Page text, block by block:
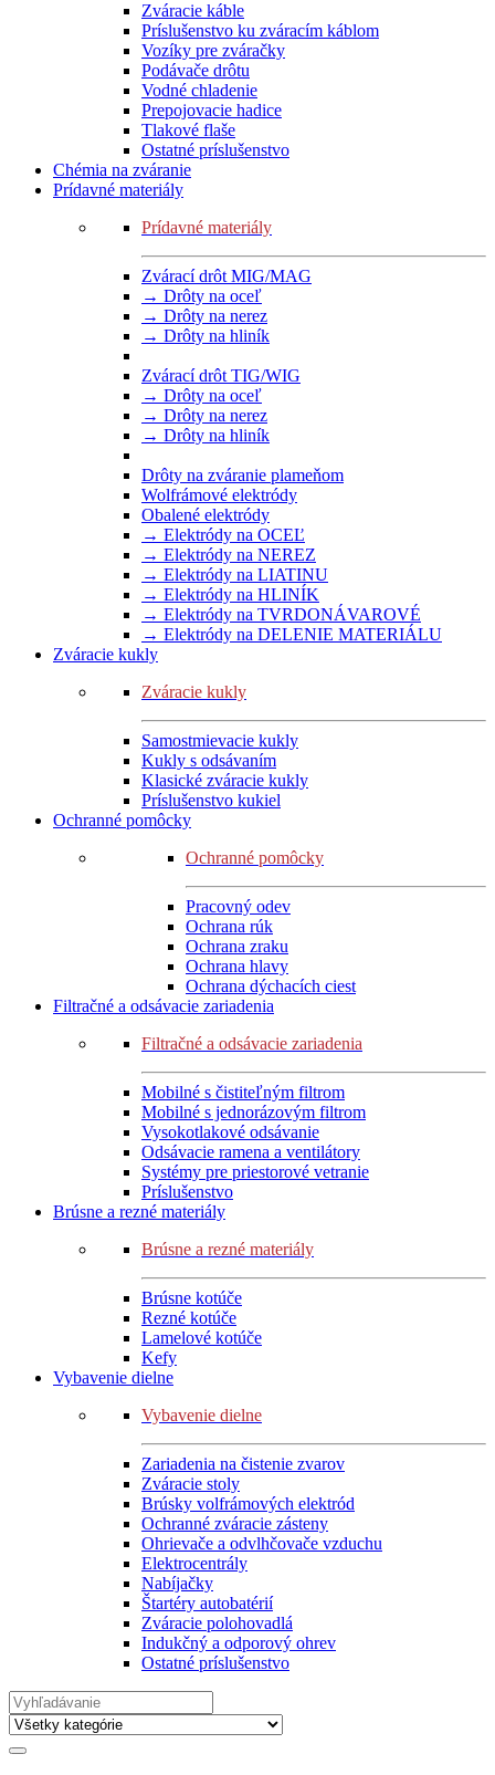
Zváracie káble
Príslušenstvo ku zváracím káblom
Vozíky pre zváračky
Podávače drôtu
Vodné chladenie
Prepojovacie hadice
Tlakové flaše
Ostatné príslušenstvo
Chémia na zváranie
Prídavné materiály
Prídavné materiály
Zvárací drôt MIG/MAG
→ Drôty na oceľ
→ Drôty na nerez
→ Drôty na hliník
Zvárací drôt TIG/WIG
→ Drôty na oceľ
→ Drôty na nerez
→ Drôty na hliník
Drôty na zváranie plameňom
Wolfrámové elektródy
Obalené elektródy
→ Elektródy na OCEĽ
→ Elektródy na NEREZ
→ Elektródy na LIATINU
→ Elektródy na HLINÍK
→ Elektródy na TVRDONÁVAROVÉ
→ Elektródy na DELENIE MATERIÁLU
Zváracie kukly
Zváracie kukly
Samostmievacie kukly
Kukly s odsávaním
Klasické zváracie kukly
Príslušenstvo kukiel
Ochranné pomôcky
Ochranné pomôcky
Pracovný odev
Ochrana rúk
Ochrana zraku
Ochrana hlavy
Ochrana dýchacích ciest
Filtračné a odsávacie zariadenia
Filtračné a odsávacie zariadenia
Mobilné s čistiteľným filtrom
Mobilné s jednorázovým filtrom
Vysokotlakové odsávanie
Odsávacie ramena a ventilátory
Systémy pre priestorové vetranie
Príslušenstvo
Brúsne a rezné materiály
Brúsne a rezné materiály
Brúsne kotúče
Rezné kotúče
Lamelové kotúče
Kefy
Vybavenie dielne
Vybavenie dielne
Zariadenia na čistenie zvarov
Zváracie stoly
Brúsky volfrámových elektród
Ochranné zváracie zásteny
Ohrievače a odvlhčovače vzduchu
Elektrocentrály
Nabíjačky
Štartéry autobatérií
Zváracie polohovadlá
Indukčný a odporový ohrev
Ostatné príslušenstvo
Search
for: